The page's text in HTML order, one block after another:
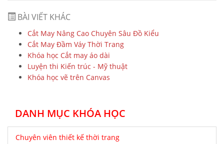
BÀI VIẾT KHÁC
Cắt May Nâng Cao Chuyên Sâu Đồ Kiểu
Cắt May Đầm Váy Thời Trang
Khóa học Cắt may áo dài
Luyện thi Kiến trúc - Mỹ thuật
Khóa học vẽ trên Canvas
DANH MỤC KHÓA HỌC
Chuyên viên thiết kế thời trang